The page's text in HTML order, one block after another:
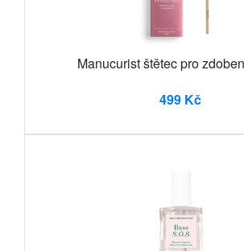
Manucurist štětec pro
499 Kč